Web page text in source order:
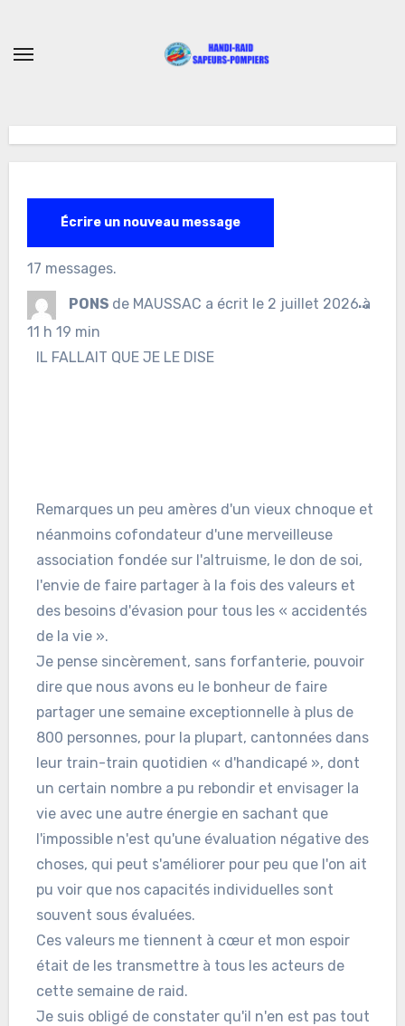
content
17 messages.
PONS de MAUSSAC a écrit le2 juillet 2026 à
11 h 19 min
IL FALLAIT QUE JE LE DISE
Remarques un peu amères d'un vieux chnoque et
néanmoins cofondateur d'une merveilleuse
association fondée sur l'altruisme, le don de soi,
l'envie de faire partager à la fois des valeurs et
des besoins d'évasion pour tous les « accidentés
de la vie ».
Je pense sincèrement, sans forfanterie, pouvoir
dire que nous avons eu le bonheur de faire
partager une semaine exceptionnelle à plus de
800 personnes, pour la plupart, cantonnées dans
leur train-train quotidien « d'handicapé », dont
un certain nombre a pu rebondir et envisager la
vie avec une autre énergie en sachant que
l'impossible n'est qu'une évaluation négative des
choses, qui peut s'améliorer pour peu que l'on ait
pu voir que nos capacités individuelles sont
souvent sous évaluées.
Ces valeurs me tiennent à cœur et mon espoir
était de les transmettre à tous les acteurs de
cette semaine de raid.
Je suis obligé de constater qu'il n'en est pas tout
...